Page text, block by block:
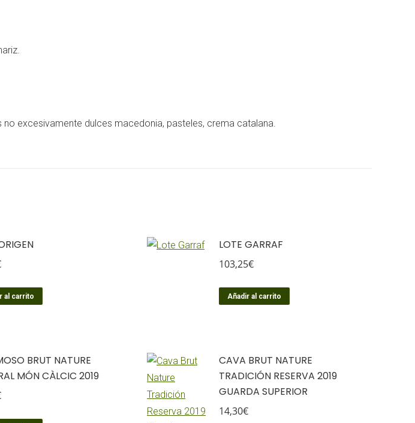
excesivamente dulces macedonia, pasteles, crema catalana.
al carrito
LOTE GARRAF
103,25€
Añadir al carrito
BRUT NATURE
MÓN CÀLCIC 2019
CAVA BRUT NATURE
TRADICIÓN RESERVA 2019
GUARDA SUPERIOR
14,30€